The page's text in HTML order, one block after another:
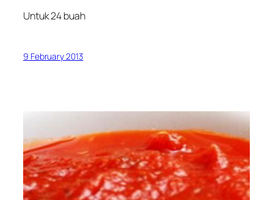
Untuk 24 buah
9 February 2013